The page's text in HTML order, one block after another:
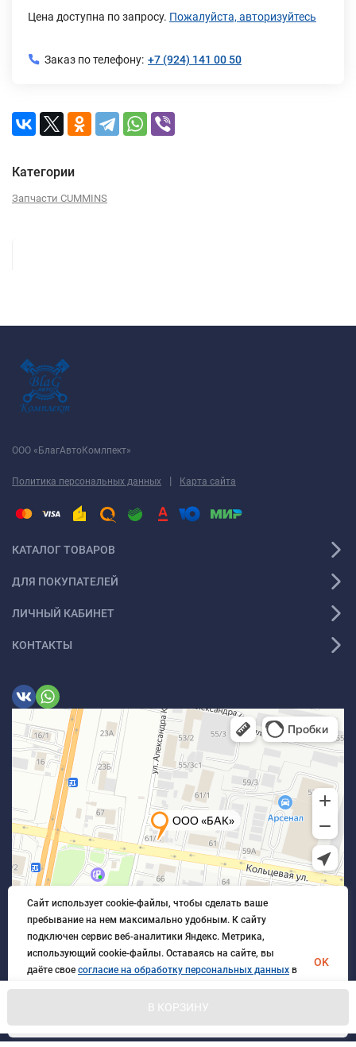
Цена доступна по запросу. Пожалуйста, авторизуйтесь
В КОРЗИНУ
Заказ по телефону: +7 (924) 141 00 50
Категории
Запчасти CUMMINS
ООО «БлагАвтоКомлпект»
Политика персональных данных | Карта сайта
КАТАЛОГ ТОВАРОВ
ДЛЯ ПОКУПАТЕЛЕЙ
ЛИЧНЫЙ КАБИНЕТ
КОНТАКТЫ
© 2026 БлагАвтоКомплект. Все права защищены
Сайт использует cookie-файлы, чтобы сделать ваше
пребывание на нем максимально удобным. К cайту
подключен сервис веб-аналитики Яндекс. Метрика,
использующий cookie-файлы. Оставаясь на сайте, вы
даёте свое согласие на обработку персональных данных в
порядке, указанном вПолитике обработки персональных
OK